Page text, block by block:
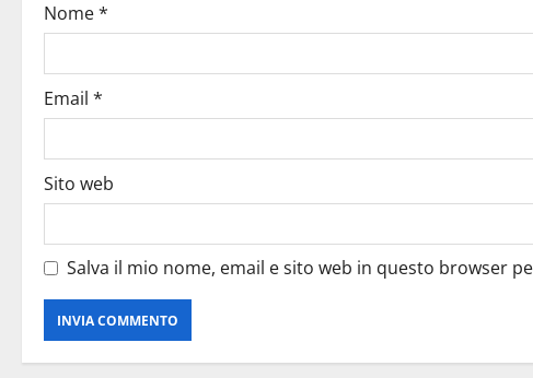
Nome*
Email *
Sito web
Salva il mio nome, email e sito web in questo browser